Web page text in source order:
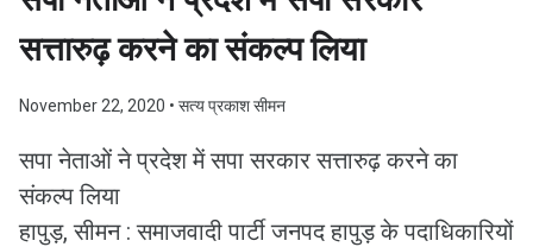
सत्तारुढ़ करने का संकल्प लिया
November 22, 2020 • सत्य प्रकाश सीमन
सपा नेताओं ने प्रदेश में सपा सरकार सत्तारुढ़ करने का
संकल्प लिया
हापुड़, सीमन : समाजवादी पार्टी जनपद हापुड़ के पदाधिकारियों